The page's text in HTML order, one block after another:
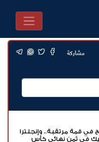
مشاركة
في قمة مرتقبة.. وإنجلترا
في ثمن نهائي كأس